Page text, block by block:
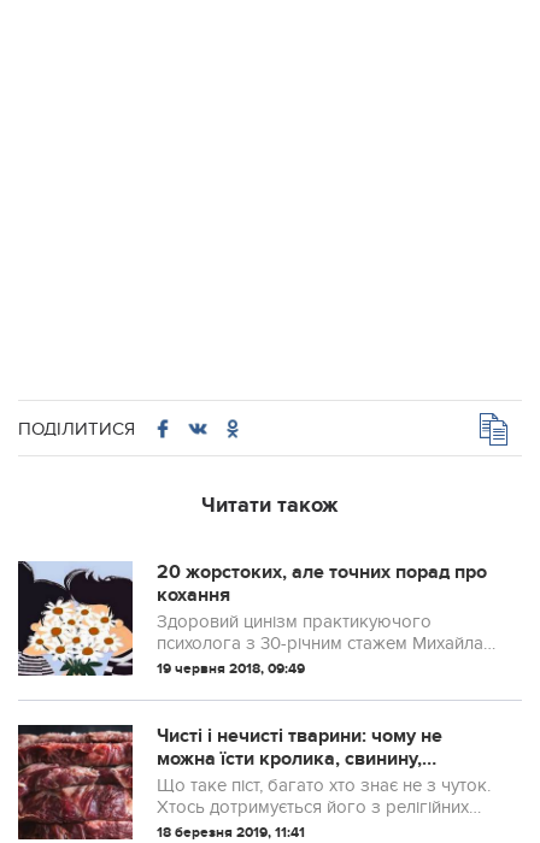
ПОДІЛИТИСЯ
Читати також
20 жорстоких, але точних порад про
кохання
Здоровий цинізм практикуючого
психолога з 30-річним стажем Михайла
Лабковського нікого не залишає
різкість дуже багато правди. До
багатьох його судж...
19 червня 2018, 09:49
Чисті і нечисті тварини: чому не
можна їсти кролика, свинину,
креветки
Що таке піст, багато хто знає не з чуток.
Хтось дотримується його з релігійних
міркувань, хтось-з метою очищення
18 березня 2019, 11:41